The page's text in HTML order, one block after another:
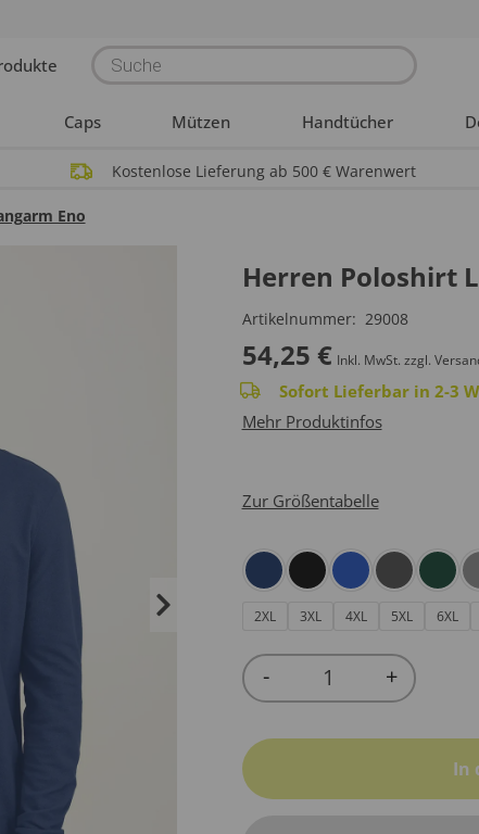
Products
search
Caps Mützen Handtücher
Kostenlose Lieferung ab 500 € Warenwert
Eno
Herren Poloshirt
Artikelnummer: 29008
54,25 € Inkl. MwSt. zzgl.
Sofort Lieferbar in 2-3
Mehr Produktinfos
Zur Größentabelle
2XL 3XL 4XL 5XL 6XL
Quantity
- +
In